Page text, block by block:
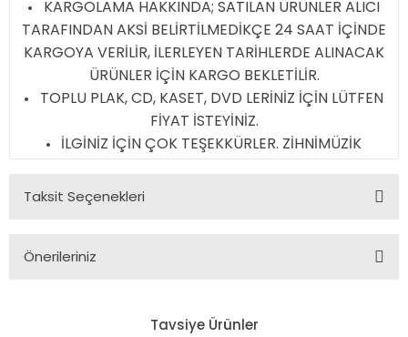
KARGOLAMA HAKKINDA; SATILAN ÜRÜNLER ALICI
TARAFINDAN AKSİ BELİRTİLMEDİKÇE 24 SAAT İÇİNDE
KARGOYA VERİLİR, İLERLEYEN TARİHLERDE ALINACAK
ÜRÜNLER İÇİN KARGO BEKLETİLİR.
TOPLU PLAK, CD, KASET, DVD LERİNİZ İÇİN LÜTFEN
FİYAT İSTEYİNİZ.
İLGİNİZ İÇİN ÇOK TEŞEKKÜRLER. ZİHNİMÜZİK
Taksit Seçenekleri
Önerileriniz
kullanarak tarafımıza iletebilirsiniz.
Tavsiye Ürünler